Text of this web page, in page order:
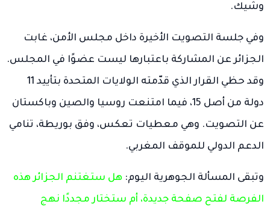
وشيك.
وفي جلسة التصويت الأخيرة داخل مجلس الأمن، غابت
الجزائر عن المشاركة باعتبارها ليست عضوًا في المجلس.
وقد حظي القرار الذي قدّمته الولايات المتحدة بتأييد 11
دولة من أصل 15، فيما امتنعت روسيا والصين وباكستان
عن التصويت. وهي معطيات تعكس، وفق بوريطة، تنامي
الدعم الدولي للموقف المغربي.
وتبقى المسألة الجوهرية اليوم: هل ستغتنم الجزائر هذه
الفرصة لفتح صفحة جديدة، أم ستختار مجددًا نهج